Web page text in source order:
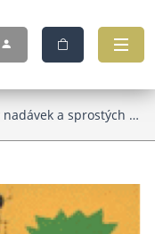
Stručné dějiny nadávek a sprostých slov